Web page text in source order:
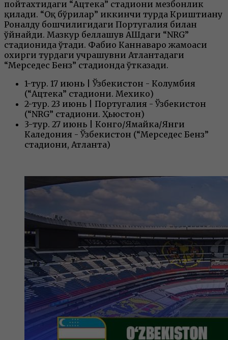
пойтахтидаги “Ацтека” стадиони мезбонлик
қилади. “Оқ бўрилар” иккинчи турда Криштиану
Роналду бошчилигидаги Португалия билан
ўйнайди. Мазкур беллашув АҚШдаги “NRG”
стадионида ўтади. Фабио Каннаваро жамоаси
охирги турдаги учрашувни Атлантадаги
“Мерседес Бенз” стадионда ўтказади.
1-тур. 17 июнь | Ўзбекистон - Колумбия
(“Ацтека” стадиони. Мехико)
2-тур. 23 июнь | Португалия - Ўзбекистон
(“NRG” стадиони. Ҳьюстон)
3-тур. 27 июнь | Конго/Ямайка/Янги
Каледония - Ўзбекистон (“Мерседес Бенз”
стадиони, Атланта)